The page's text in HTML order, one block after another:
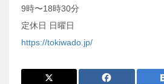
9時〜18時30分
定休日 日曜日
https://tokiwado.jp/